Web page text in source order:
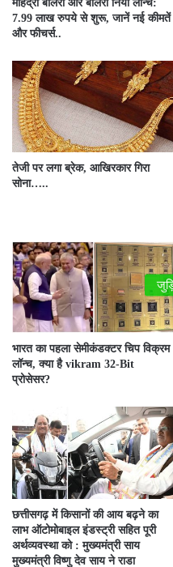
महिंद्रा बोलेरो और बोलेरो नियो लॉन्च:
7.99 लाख रुपये से शुरू, जानें नई कीमतें
और फीचर्स..
तेजी पर लगा ब्रेक, आखिरकार गिरा
सोना…..
भारत का पहला सेमीकंडक्टर चिप विक्रम
लॉन्च, क्या है vikram 32-Bit
प्रोसेसर?
छत्तीसगढ़ में किसानों की आय बढ़ने का
लाभ ऑटोमोबाइल इंडस्ट्री सहित पूरी
अर्थव्यवस्था को : मुख्यमंत्री साय
मुख्यमंत्री विष्णु देव साय ने राडा